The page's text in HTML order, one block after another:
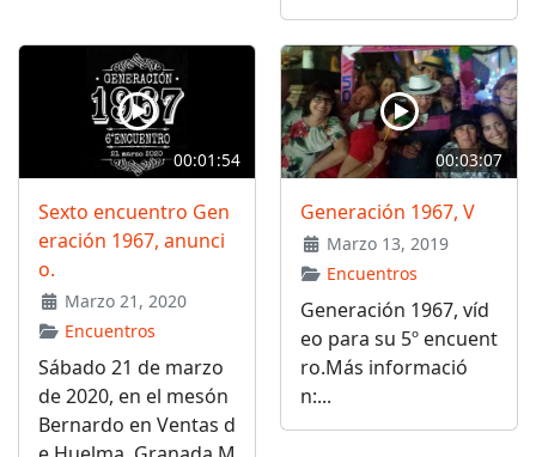
00:01:54
Sexto encuentro Gen
eración 1967, anunci
o.
Marzo 21, 2020
Encuentros
Sábado 21 de marzo
de 2020, en el mesón
Bernardo en Ventas d
00:03:07
Generación 1967, V
Marzo 13, 2019
Encuentros
Generación 1967, víd
eo para su 5º encuent
ro.Más informació
n:...